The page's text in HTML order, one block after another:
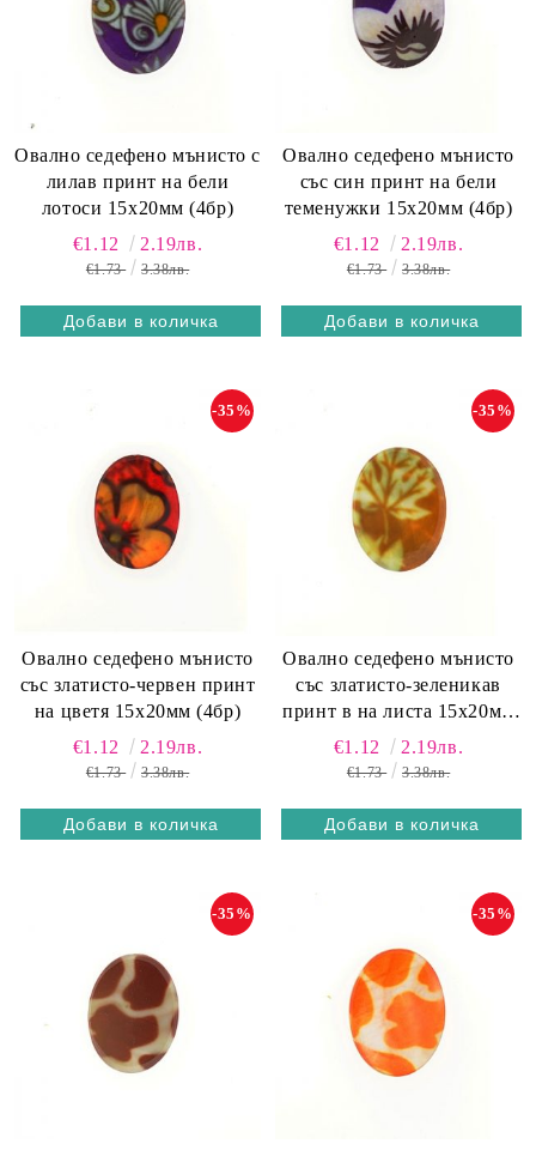
Овално седефено мънисто с
лилав принт на бели
лотоси 15х20мм (4бр)
€1.12 2.19лв.
€1.73 3.38лв.
Овално седефено мънисто
със син принт на бели
теменужки 15х20мм (4бр)
€1.12 2.19лв.
€1.73 3.38лв.
Овално седефено мънисто
със златисто-червен принт
на цветя 15х20мм (4бр)
-35%
€1.12 2.19лв.
€1.73 3.38лв.
Овално седефено мънисто
със златисто-зеленикав
принт в на листа 15х20мм
(4бр)
-35%
€1.12 2.19лв.
€1.73 3.38лв.
-35% -35%